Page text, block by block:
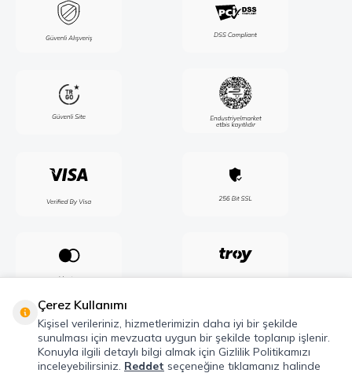
Çerez Kullanımı
Kişisel verileriniz, hizmetlerimizin daha iyi bir şekilde
sunulması için mevzuata uygun bir şekilde toplanıp işlenir.
Konuyla ilgili detaylı bilgi almak için Gizlilik Politikamızı
inceleyebilirsiniz. Reddet seçeneğine tıklamanız halinde